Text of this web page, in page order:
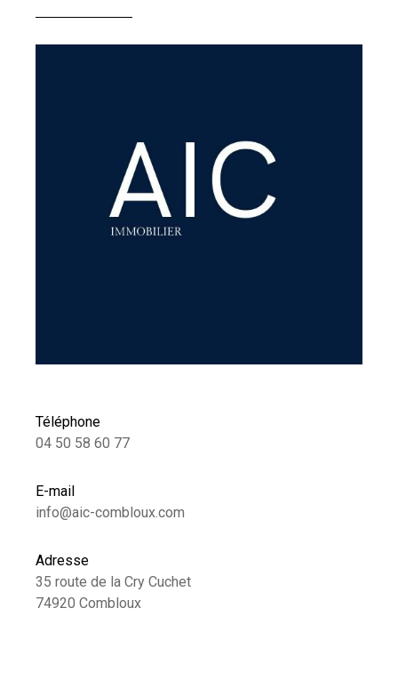
Téléphone
04 50 58 60 77
E-mail
info@aic-combloux.com
Adresse
35 route de la Cry Cuchet
74920 Combloux